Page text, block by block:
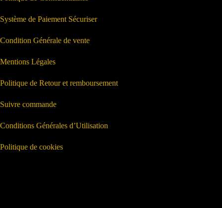
Système de Paiement Sécuriser
Condition Générale de vente
Mentions Légales
Politique de Retour et remboursement
Suivre commande
Conditions Générales d’Utilisation
Politique de cookies